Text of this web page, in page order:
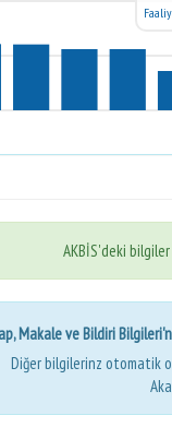
AKBİS'deki
Makale ve Bildiri
Diğer bilgilerinz otomatik